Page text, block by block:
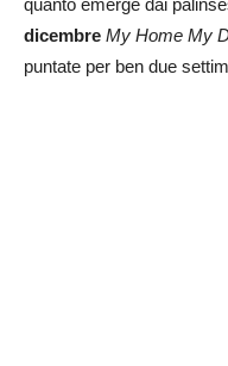
dicembre My Home My
puntate per ben due